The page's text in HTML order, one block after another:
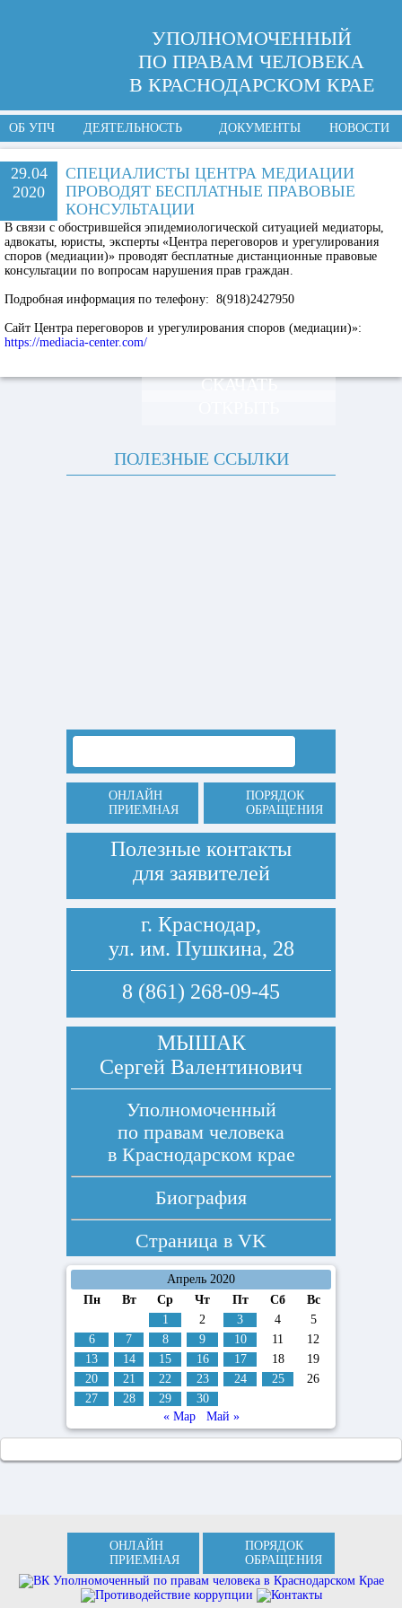
УПОЛНОМОЧЕННЫЙ
ПО ПРАВАМ ЧЕЛОВЕКА
В КРАСНОДАРСКОМ КРАЕ
ОБ УПЧ ДЕЯТЕЛЬНОСТЬ ДОКУМЕНТЫ НОВОСТИ
29.04
2020
СПЕЦИАЛИСТЫ ЦЕНТРА МЕДИАЦИИ
ПРОВОДЯТ БЕСПЛАТНЫЕ ПРАВОВЫЕ
КОНСУЛЬТАЦИИ
В связи с обострившейся эпидемиологической ситуацией медиаторы,
адвокаты, юристы, эксперты «Центра переговоров и урегулирования
споров (медиации)» проводят бесплатные дистанционные правовые
консультации по вопросам нарушения прав граждан.
Подробная информация по телефону: 8(918)2427950
Сайт Центра переговоров и урегулирования споров (медиации)»:
https://mediacia-center.com/
СКАЧАТЬ
ПОЛЕЗНЫЕ ССЫЛКИ
ОНЛАЙН
ПРИЕМНАЯ
ПОРЯДОК
ОБРАЩЕНИЯ
Полезные контакты
для заявителей
г. Краснодар,
ул. им. Пушкина, 28
8 (861) 268-09-45
МЫШАК
Сергей Валентинович
Уполномоченный
по правам человека
в Краснодарском крае
Биография
Страница в VK
Апрель 2020
Пн
Вт Ср Чт Пт Сб
Вс
1
2 3 4
5
6
7 8 9 10 11
12
13
14 15 16 17 18
19
20
21 22 23 24 25
26
27
28 29
30
« Мар
Май »
ОНЛАЙН
ПРИЕМНАЯ
ПОРЯДОК
ОБРАЩЕНИЯ